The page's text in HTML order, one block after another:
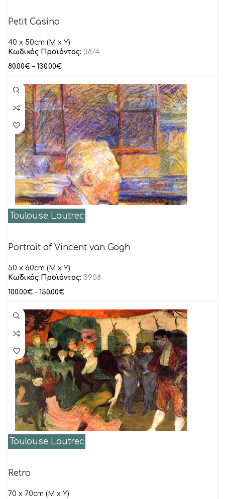
Petit Casino
40 x 50cm (Μ x Y)
Κωδικός Προϊόντος: 3874
80.00€ – 130.00€
Toulouse Lautrec
Portrait of Vincent van Gogh
50 x 60cm (M x Y)
Κωδικός Προϊόντος: 3908
100.00€ – 150.00€
Toulouse Lautrec
Retro
70 x 70cm (M x Y)